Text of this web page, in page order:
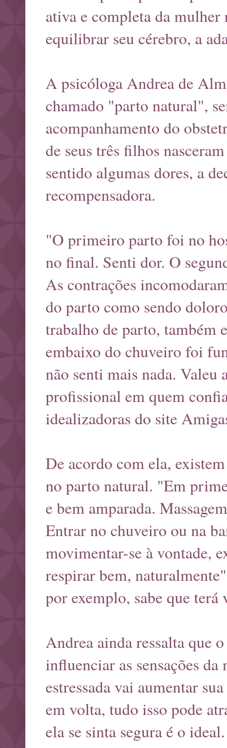
ativa e completa da mulher
equilibrar seu cérebro, a
A psicóloga Andrea de
chamado "parto natural",
acompanhamento do
de seus três filhos
sentido algumas dores, a
recompensadora.
"O primeiro parto foi no
no final. Senti dor. O
As contrações
do parto como sendo
trabalho de parto, também
embaixo do chuveiro foi
não senti mais nada. Valeu
profissional em quem
idealizadoras do site
De acordo com ela,
no parto natural. "Em
e bem amparada.
Entrar no chuveiro ou na
movimentar-se à vontade,
respirar bem,
por exemplo, sabe que
Andrea ainda ressalta que
influenciar as sensações
estressada vai aumentar
em volta, tudo isso pode
ela se sinta segura é o